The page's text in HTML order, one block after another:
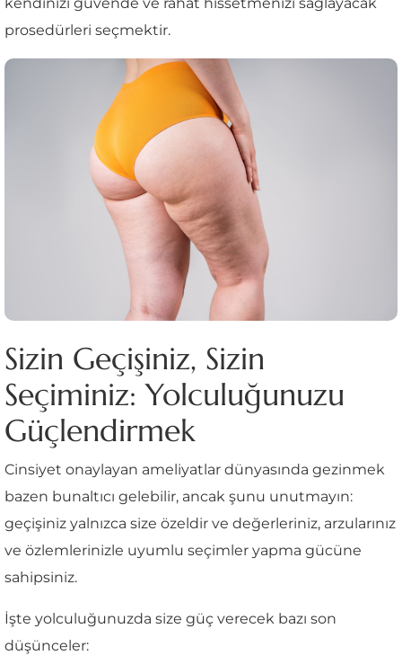
prosedürleri seçmektir.
Sizin Geçişiniz, Sizin
Seçiminiz: Yolculuğunuzu
Güçlendirmek
Cinsiyet onaylayan ameliyatlar dünyasında gezinmek
bazen bunaltıcı gelebilir, ancak şunu unutmayın:
geçişiniz yalnızca size özeldir ve değerleriniz, arzularınız
ve özlemlerinizle uyumlu seçimler yapma gücüne
sahipsiniz.
İşte yolculuğunuzda size güç verecek bazı son
düşünceler: